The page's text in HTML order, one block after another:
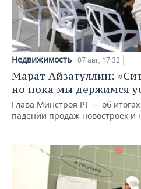
Недвижимость 07 авг, 17:32
Марат Айзатуллин:
но пока мы держимся
Глава Минстроя РТ — об
падении продаж новостроек и